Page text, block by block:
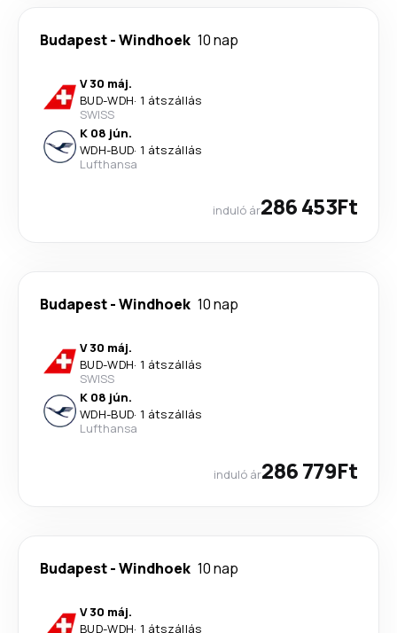
Budapest-Windhoek 10 nap
V 30 máj.
BUD-WDH· 1 átszállás
SWISS
K 08 jún.
WDH-BUD· 1 átszállás
Lufthansa
induló ár286 453Ft
Budapest-Windhoek 10 nap
V 30 máj.
BUD-WDH· 1 átszállás
SWISS
K 08 jún.
WDH-BUD· 1 átszállás
Lufthansa
induló ár286 779Ft
Budapest-Windhoek 10 nap
V 30 máj.
BUD-WDH· 1 átszállás